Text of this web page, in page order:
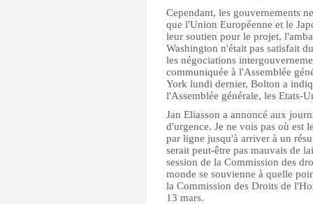
Cependant, les gouvernements
que l'Union Européenne et le
leur soutien pour le projet,
Washington n'était pas satisfait
les négociations
communiquée à l'Assemblée
York lundi dernier, Bolton a
l'Assemblée générale, les Etats-
Jan Eliasson a annoncé aux
d'urgence. Je ne vois pas où est
par ligne jusqu'à arriver à un
serait peut-être pas mauvais de
session de la Commission des
monde se souvienne à quelle
la Commission des Droits de
13 mars.